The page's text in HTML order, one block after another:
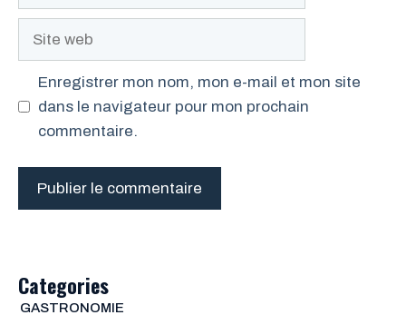
Site
Enregistrer mon nom, mon e-mail et mon site
dans le navigateur pour mon prochain
commentaire.
Categories
GASTRONOMIE